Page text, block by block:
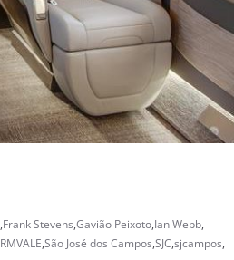
,Frank Stevens,Gavião Peixoto,Ian Webb,
RMVALE,São José dos Campos,SJC,sjcampos,